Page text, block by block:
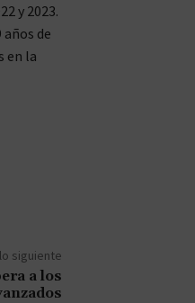
y 2023.
de
en la
siguiente
a los